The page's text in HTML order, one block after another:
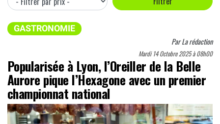
GASTRONOMIE
ParLa rédaction
Mardi 14 Octobre 2025 à 08h00
Popularisée à Lyon, l’Oreiller de la Belle
Aurore pique l’Hexagone avec un premier
championnat national